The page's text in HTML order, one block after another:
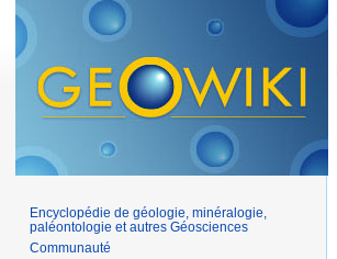
Encyclopédie de géologie, minéralogie,
paléontologie et autres Géosciences
Communauté